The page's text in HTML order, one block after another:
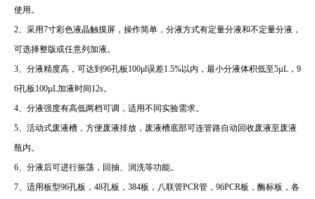
使用。
2、采用7寸彩色液晶触摸屏，操作简单，分液方式有定量分液和不定量分液，
可选择整版或任意列加液。
3、分液精度高，可达到96孔板100μl误差1.5%以内，最小分液体积低至5µL，9
6孔板100µL加液时间12s。
4、分液强度有高低两档可调，适用不同实验需求。
5、活动式废液槽，方便废液排放，废液槽底部可连管路自动回收废液至废液
瓶内。
6、分液后可进行振荡，回抽、润洗等功能。
7、适用板型96孔板，48孔板，384板，八联管PCR管，96PCR板，酶标板，各